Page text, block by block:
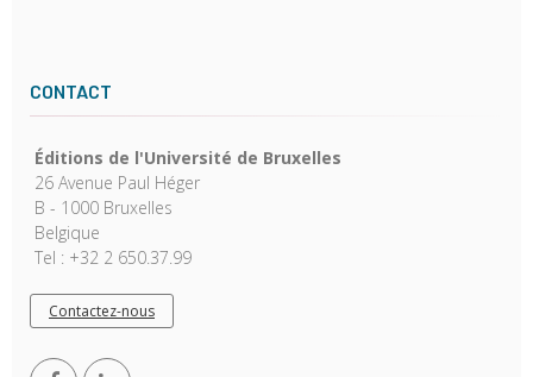
CONTACT
Éditions de l'Université de Bruxelles
26 Avenue Paul Héger
B - 1000 Bruxelles
Belgique
Tel : +32 2 650.37.99
Contactez-nous